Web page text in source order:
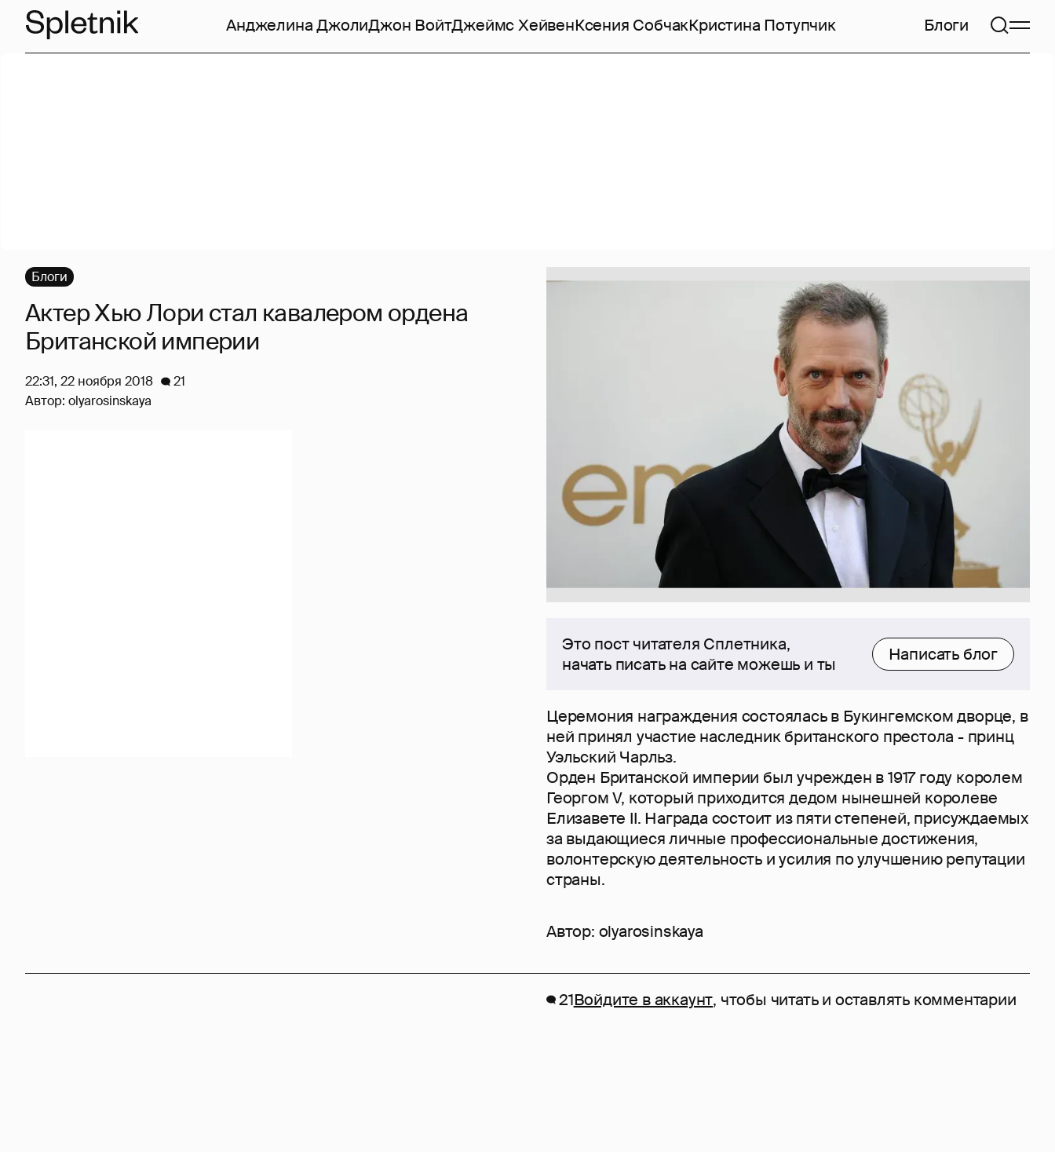
Анджелина ДжолиДжон ВойтДжеймс ХейвенКсения СобчакКристина Потупчик Блоги
Это пост читателя Сплетника,
начать писать на сайте можешь и ты
Написать блог
Церемония награждения состоялась в Букингемском дворце, в
ней принял участие наследник британского престола - принц
Уэльский Чарльз.
Орден Британской империи был учрежден в 1917 году королем
Георгом V, который приходится дедом нынешней королеве
Елизавете II. Награда состоит из пяти степеней, присуждаемых
за выдающиеся личные профессиональные достижения,
волонтерскую деятельность и усилия по улучшению репутации
страны.
Автор: olyarosinskaya
Блоги
Актер Хью Лори стал кавалером ордена
Британской империи
22:31, 22 ноября 2018
21
Автор: olyarosinskaya
21Войдите в аккаунт, чтобы читать и оставлять комментарии